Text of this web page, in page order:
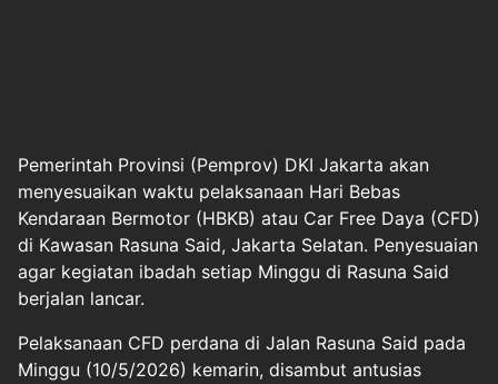
Pemerintah Provinsi (Pemprov) DKI Jakarta akan
menyesuaikan waktu pelaksanaan Hari Bebas
Kendaraan Bermotor (HBKB) atau Car Free Daya (CFD)
di Kawasan Rasuna Said, Jakarta Selatan. Penyesuaian
agar kegiatan ibadah setiap Minggu di Rasuna Said
berjalan lancar.
Pelaksanaan CFD perdana di Jalan Rasuna Said pada
Minggu (10/5/2026) kemarin, disambut antusias